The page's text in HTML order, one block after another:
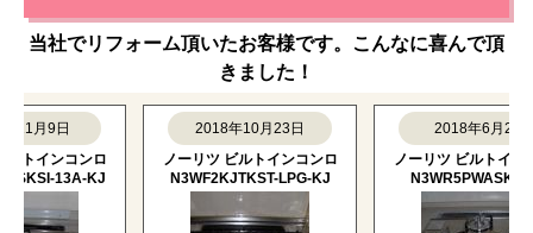
当社でリフォーム頂いたお客様です。こんなに喜んで頂
きました！
9日
インコンロ
13A-KJ
2018年10月23日
ノーリツ ビルトインコンロ
N3WF2KJTKST-LPG-KJ
2018年6月2日
ノーリツ ビルトインコン
N3WR5PWASKSTES